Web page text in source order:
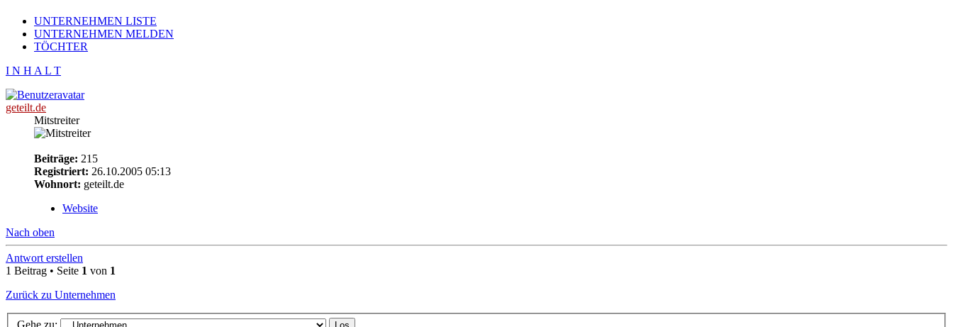
UNTERNEHMEN LISTE
UNTERNEHMEN MELDEN
TÖCHTER
I N H A L T
geteilt.de
Mitstreiter
Beiträge: 215
Registriert: 26.10.2005 05:13
Wohnort: geteilt.de
Website
Nach oben
Antwort erstellen
1 Beitrag • Seite 1 von 1
Zurück zu Unternehmen